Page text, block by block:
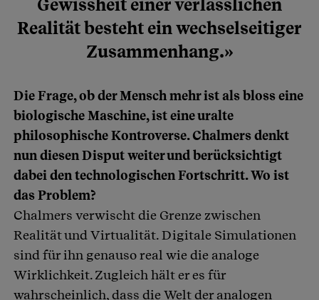
Gewissheit einer verlässlichen
Realität besteht ein wechselseitiger
Zusammenhang.»
Die Frage, ob der Mensch mehr ist als bloss eine
biologische Maschine, ist eine uralte
philosophische Kontroverse. Chalmers denkt
nun diesen Disput weiter und berücksichtigt
dabei den technologischen Fortschritt. Wo ist
das Problem?
Chalmers verwischt die Grenze zwischen
Realität und Virtualität. Digitale Simulationen
sind für ihn genauso real wie die analoge
Wirklichkeit. Zugleich hält er es für
wahrscheinlich, dass die Welt der analogen